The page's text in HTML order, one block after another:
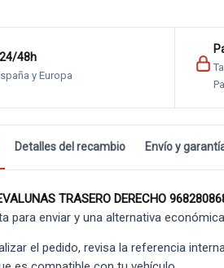
48h
y Europa
Detalles del recambio Envío y
TRASERO DERECHO
para enviar y una alternativa
el pedido, revisa la referencia